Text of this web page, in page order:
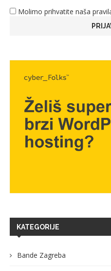
Molimo prihvatite naša
KATEGORIJE
Bande Zagreba